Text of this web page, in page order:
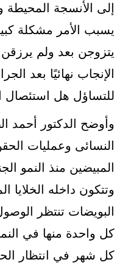
إلى الأنسجة المحيطة
يسبب الأمر مشكلة
يتزوجن بعد ولم
الإنجاب نهائيًا بعد
للتساؤل هل استئصال
وأوضح الدكتور أحمد
النسائى وعمليات
المبيضين منذ النمو
وتتكون داخله
البويضات تنتظر
كل واحدة منها في
كل شهر في انتظار